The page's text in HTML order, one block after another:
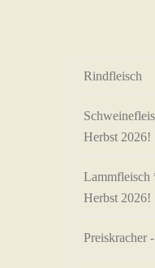
Rindfleisch
Herbst 2026!
Lammfleisch
Herbst 2026!
Preiskracher